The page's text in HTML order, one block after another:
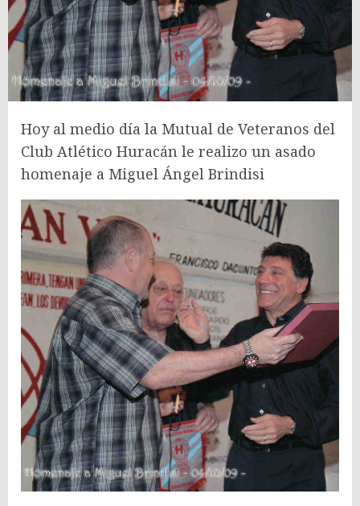
Hoy al medio día la Mutual de Veteranos del
Club Atlético Huracán le realizo un asado
homenaje a Miguel Ángel Brindisi